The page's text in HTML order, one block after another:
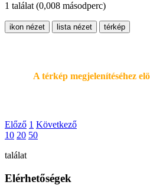
1 találat (0,008 másodperc)
ikon nézet lista nézet térkép
A térkép megjelenítéséhez
Előző 1 Következő
10 20 50
találat
Elérhetőségek